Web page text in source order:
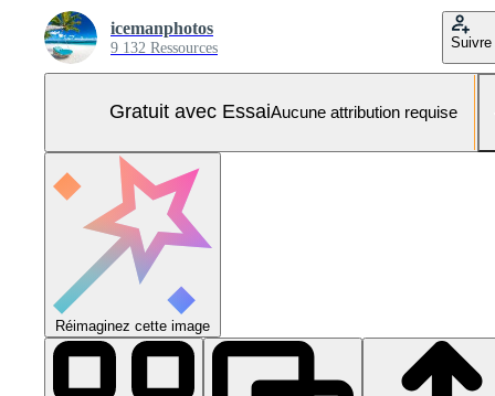
icemanphotos
9 132 Ressources Suivre
Gratuit avec EssaiAucune attribution requise
Réimaginez cette image